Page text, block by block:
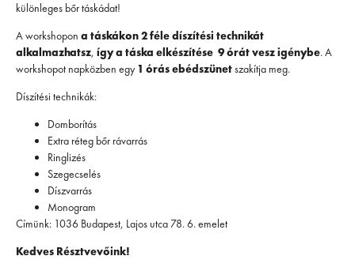
különleges bőr táskádat!
A workshopon a táskákon 2 féle díszítési technikát
alkalmazhatsz, így a táska elkészítése 9 órát vesz igénybe. A
workshopot napközben egy 1 órás ebédszünetszakítja meg.
Díszítési technikák:
Domborítás
Extra réteg bőr rávarrás
Ringlizés
Szegecselés
Díszvarrás
Monogram
Címünk: 1036 Budapest, Lajos utca 78. 6. emelet
Kedves Résztvevőink!